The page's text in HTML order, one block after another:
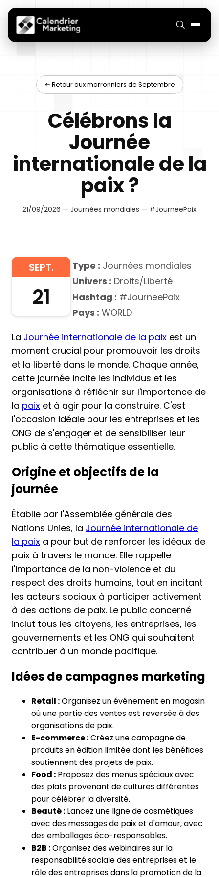
← Retour aux marronniers de Septembre
Célébrons la
Journée
internationale de la
paix ?
21/09/2026 — Journées mondiales — #JourneePaix
SEPT.
21
Type : Journées mondiales
Univers : Droits/Liberté
Hashtag : #JourneePaix
Pays : WORLD
La Journée internationale de la paix est un
moment crucial pour promouvoir les droits
et la liberté dans le monde. Chaque année,
cette journée incite les individus et les
organisations à réfléchir sur l'importance de
la paix et à agir pour la construire. C'est
l'occasion idéale pour les entreprises et les
ONG de s'engager et de sensibiliser leur
public à cette thématique essentielle.
Origine et objectifs de la
journée
Établie par l'Assemblée générale des
Nations Unies, la Journée internationale de
la paix a pour but de renforcer les idéaux de
paix à travers le monde. Elle rappelle
l'importance de la non-violence et du
respect des droits humains, tout en incitant
les acteurs sociaux à participer activement
à des actions de paix. Le public concerné
inclut tous les citoyens, les entreprises, les
gouvernements et les ONG qui souhaitent
contribuer à un monde pacifique.
Idées de campagnes marketing
Retail :Organisez un événement en magasin
où une partie des ventes est reversée à des
organisations de paix.
E-commerce :Créez une campagne de
produits en édition limitée dont les bénéfices
soutiennent des projets de paix.
Food : Proposez des menus spéciaux avec
des plats provenant de cultures différentes
pour célébrer la diversité.
Beauté : Lancez une ligne de cosmétiques
avec des messages de paix et d'amour, avec
des emballages éco-responsables.
B2B :Organisez des webinaires sur la
responsabilité sociale des entreprises et le
rôle des entreprises dans la promotion de la